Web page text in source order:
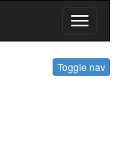
Toggle
Toggle nav